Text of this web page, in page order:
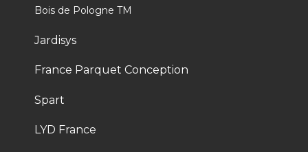
Bois de Pologne TM
Jardisys
France Parquet Conception
Spart
LYD France